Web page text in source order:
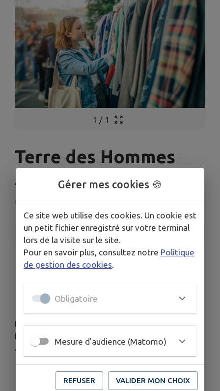
1 / 1
Terre des Hommes
Alsace - Soldes d'été
Rixheim
INFORMATIONS PRATIQUES
LIEU
52 Rue de l'Île Napoléon 68170 Rixheim
Du lun. 6 juil. au sam. 18 juil.
Le magasin de seconde main de Terre des
Hommes Alsace organise ses soldes d'été du 6
au 18 juillet.
📅 Lundi 14h à 17h - Samedi de 8h30 à 11h30
📍 52 rue de l’Ile Napoléon à Rixheim
Gérer mes cookies 🍪
Ce site web utilise des cookies. Un cookie est
un petit fichier enregistré sur votre terminal
lors de la visite sur le site.
Pour en savoir plus, consultez notre Politique
de gestion des cookies.
Obligatoire
Mesure d'audience (Matomo)
REFUSER VALIDER MON CHOIX